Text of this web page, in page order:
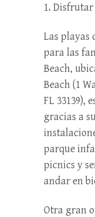
1.
Las playas
para las
Beach,
Beach (1
FL 33139),
gracias a
parque
picnics y
andar en
Otra gran